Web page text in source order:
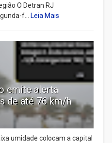
O Detran RJ
f...
Leia Mais
emite alerta
de até 76 km/h
umidade colocam a capital